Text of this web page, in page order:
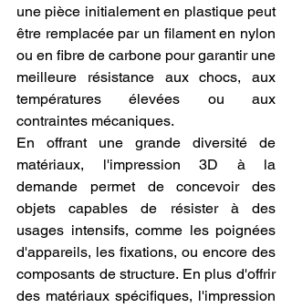
une pièce initialement en plastique peut
être remplacée par un filament en nylon
ou en fibre de carbone pour garantir une
meilleure résistance aux chocs, aux
températures élevées ou aux
contraintes mécaniques.
En offrant une grande diversité de
matériaux, l'impression 3D à la
demande permet de concevoir des
objets capables de résister à des
usages intensifs, comme les poignées
d'appareils, les fixations, ou encore des
composants de structure. En plus d'offrir
des matériaux spécifiques, l'impression